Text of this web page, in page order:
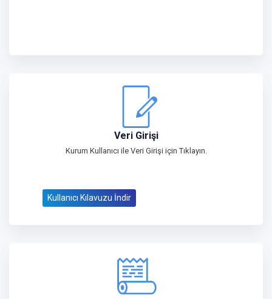
Veri Girişi
Kurum Kullanıcı ile Veri Girişi için Tıklayın.
Kullanıcı Kılavuzu İndir